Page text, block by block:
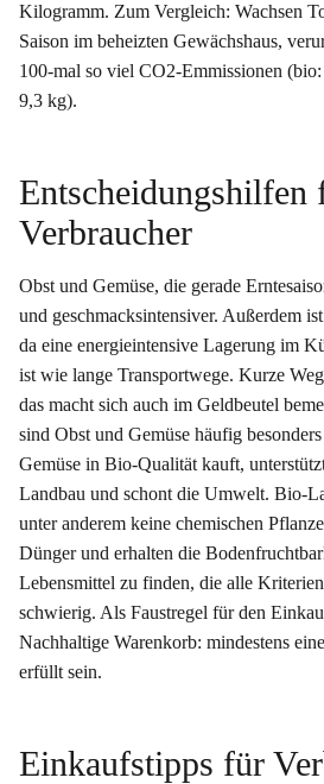
Kilogramm. Zum Vergleich: Wachsen
Saison im beheizten Gewächshaus,
100-mal so viel CO2-Emmissionen
9,3 kg).
Entscheidungshilfen
Verbraucher
Obst und Gemüse, die gerade
und geschmacksintensiver. Außerdem
da eine energieintensive Lagerung im
ist wie lange Transportwege. Kurze
das macht sich auch im Geldbeutel
sind Obst und Gemüse häufig
Gemüse in Bio-Qualität kauft,
Landbau und schont die Umwelt. Bio-
unter anderem keine chemischen
Dünger und erhalten die
Lebensmittel zu finden, die alle
schwierig. Als Faustregel für den
Nachhaltige Warenkorb: mindestens
erfüllt sein.
Einkaufstipps für